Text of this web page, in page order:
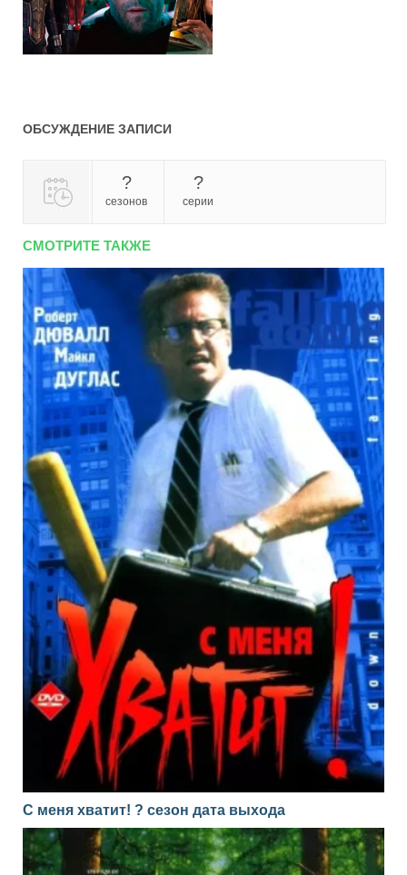
ОБСУЖДЕНИЕ ЗАПИСИ
?
сезонов
?
серии
СМОТРИТЕ ТАКЖЕ
С меня хватит! ? сезон дата выхода